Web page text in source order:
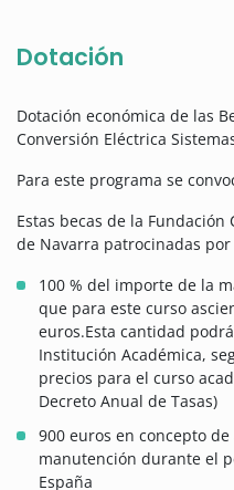
Dotación
Dotación económica de las
Conversión Eléctrica
Para este programa se
Estas becas de la
de Navarra patrocinadas
100 % del importe de la
que para este curso
euros.Esta cantidad
Institución Académica,
precios para el curso
Decreto Anual de Tasas)
900 euros en concepto
manutención durante el
España